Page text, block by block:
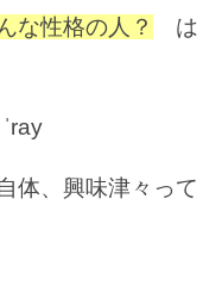
な性格の人？ は
体、興味津々って